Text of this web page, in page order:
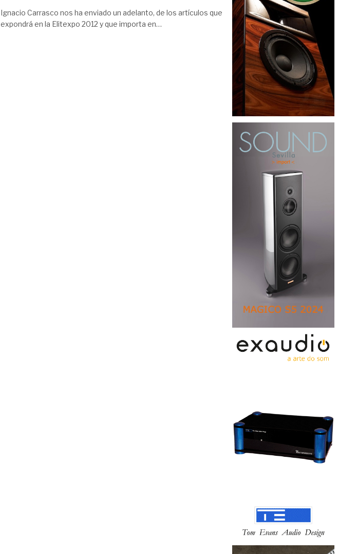
Ignacio Carrasco nos ha enviado un adelanto, de los artículos que
expondrá en la Elitexpo 2012 y que importa en…